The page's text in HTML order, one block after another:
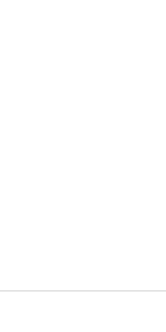
: 생각은 재화를 만드
’을 ‘기발하게’
속은 내가 정리한다
같은 상대의 반대
어지는 차별성을 가
함을 만드는 ‘레벨다